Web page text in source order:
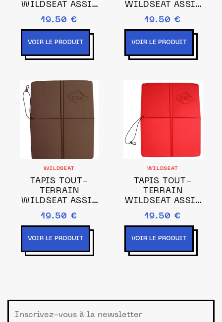
WILDSEAT ASSIS
ORANGE
19.50 €
VOIR LE PRODUIT
WILDSEAT ASSIS
BLEU
19.50 €
VOIR LE PRODUIT
WILDSEAT
TAPIS TOUT-
TERRAIN
WILDSEAT ASSIS
CHOCOLAT
19.50 €
VOIR LE PRODUIT
WILDSEAT
TAPIS TOUT-
TERRAIN
WILDSEAT ASSIS
ROUGE
19.50 €
VOIR LE PRODUIT